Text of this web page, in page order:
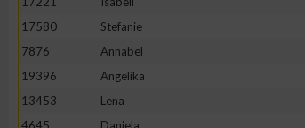
17580
Stefanie
7876
Annabel
19396
Angelika
13453
Lena